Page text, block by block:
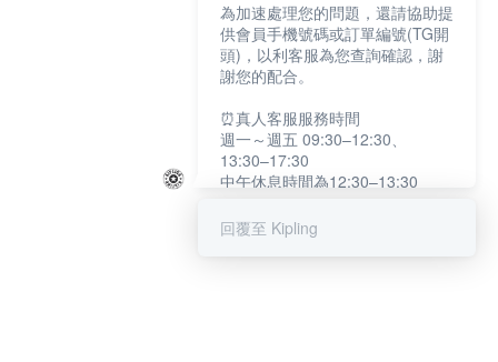
為加速處理您的問題，還請協助提
供會員手機號碼或訂單編號(TG開
頭)，以利客服為您查詢確認，謝
謝您的配合。
⏰真人客服服務時間
週一～週五 09:30–12:30、
13:30–17:30
中午休息時間為12:30–13:30
提醒您：系統會自動已讀訊息，如
回覆至 Kipling